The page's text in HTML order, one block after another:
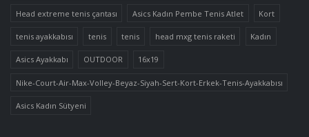
Head extreme tenis çantası Asics Kadın Pembe Tenis Atlet Kort
tenis ayakkabısı tenis tenis head mxg tenis raketi Kadın
Asics Ayakkabı OUTDOOR 16x19
Nike-Court-Air-Max-Volley-Beyaz-Siyah-Sert-Kort-Erkek-Tenis-Ayakkabısı
Asics Kadın Sütyeni